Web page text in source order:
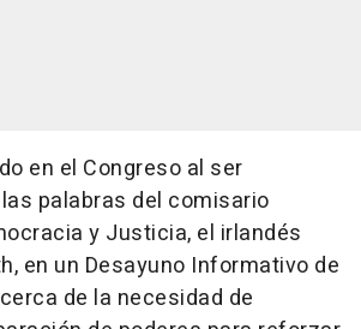
en el Congreso al ser
palabras del comisario
y Justicia, el irlandés
en un Desayuno Informativo de
de la necesidad de